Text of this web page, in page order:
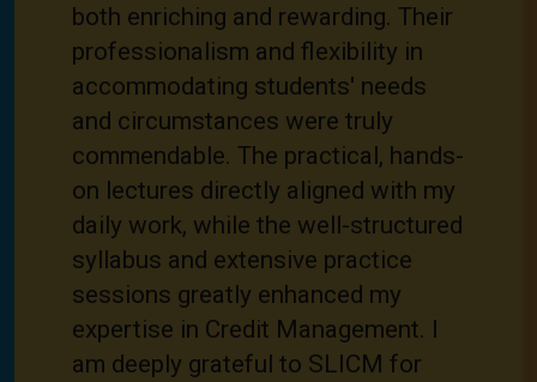
both enriching and rewarding. Their
professionalism and flexibility in
accommodating students' needs
and circumstances were truly
commendable. The practical, hands-
on lectures directly aligned with my
daily work, while the well-structured
syllabus and extensive practice
sessions greatly enhanced my
expertise in Credit Management. I
am deeply grateful to SLICM for